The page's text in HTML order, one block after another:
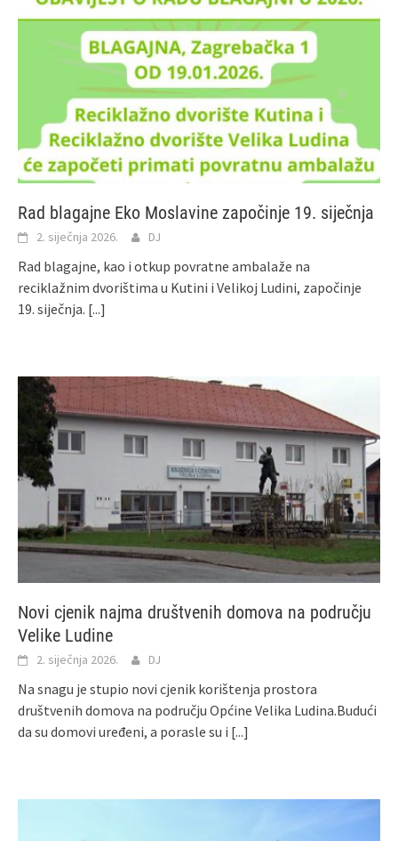
Rad blagajne Eko Moslavine započinje 19. siječnja
2. siječnja 2026. DJ
Rad blagajne, kao i otkup povratne ambalaže na
reciklažnim dvorištima u Kutini i Velikoj Ludini, započinje
19. siječnja. [...]
Novi cjenik najma društvenih domova na području
Velike Ludine
2. siječnja 2026. DJ
Na snagu je stupio novi cjenik korištenja prostora
društvenih domova na području Općine Velika Ludina.Budući
da su domovi uređeni, a porasle su i [...]